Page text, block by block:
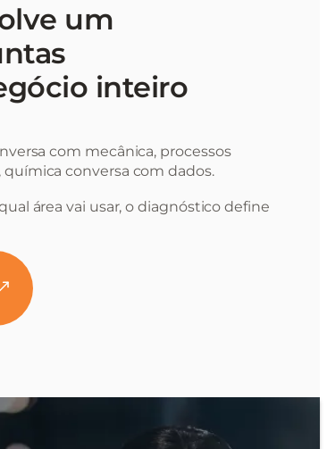
um
inteiro
com mecânica, processos
conversa com dados.
área vai usar, o diagnóstico define